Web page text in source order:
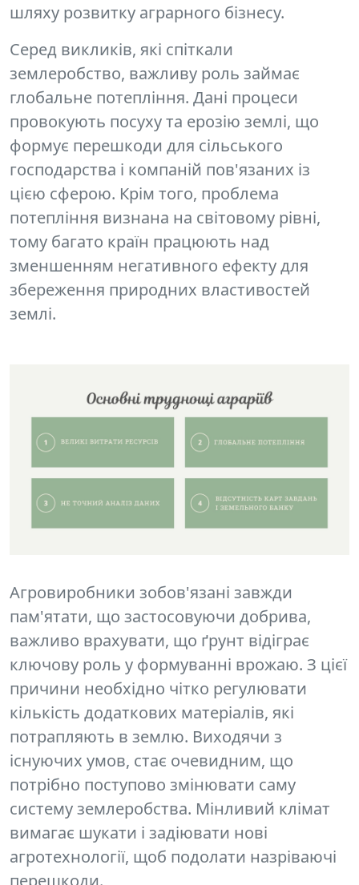
шляху розвитку аграрного бізнесу.
Серед викликів, які спіткали
землеробство, важливу роль займає
глобальне потепління. Дані процеси
провокують посуху та ерозію землі, що
формує перешкоди для сільського
господарства і компаній пов'язаних із
цією сферою. Крім того, проблема
потепління визнана на світовому рівні,
тому багато країн працюють над
зменшенням негативного ефекту для
збереження природних властивостей
землі.
Агровиробники зобов'язані завжди
пам'ятати, що застосовуючи добрива,
важливо врахувати, що ґрунт відіграє
ключову роль у формуванні врожаю. З цієї
причини необхідно чітко регулювати
кількість додаткових матеріалів, які
потрапляють в землю. Виходячи з
існуючих умов, стає очевидним, що
потрібно поступово змінювати саму
систему землеробства. Мінливий клімат
вимагає шукати і задіювати нові
агротехнології, щоб подолати назріваючі